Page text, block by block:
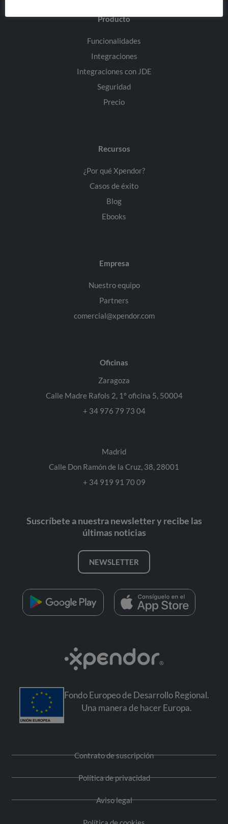
Producto
Funcionalidades
Integraciones
Integraciones con JDE
Seguridad
Precio
Recursos
¿Por qué Xpendor?
Casos de éxito
Blog
Ebooks
Empresa
Nuestro equipo
Partners
comercial@xpendor.com
Oficinas
Zaragoza
Calle Madre Rafols 2, 1º oficina 5, 50004
+ 34 976 79 73 04
Madrid
Calle Don Ramón de la Cruz, 38, 28001
+ 34 919 91 70 09
Suscríbete a nuestra newsletter y recibe las
últimas noticias
NEWSLETTER
Fondo Europeo de Desarrollo Regional.
Una manera de hacer Europa.
Contrato de suscripción
Política de privacidad
Aviso legal